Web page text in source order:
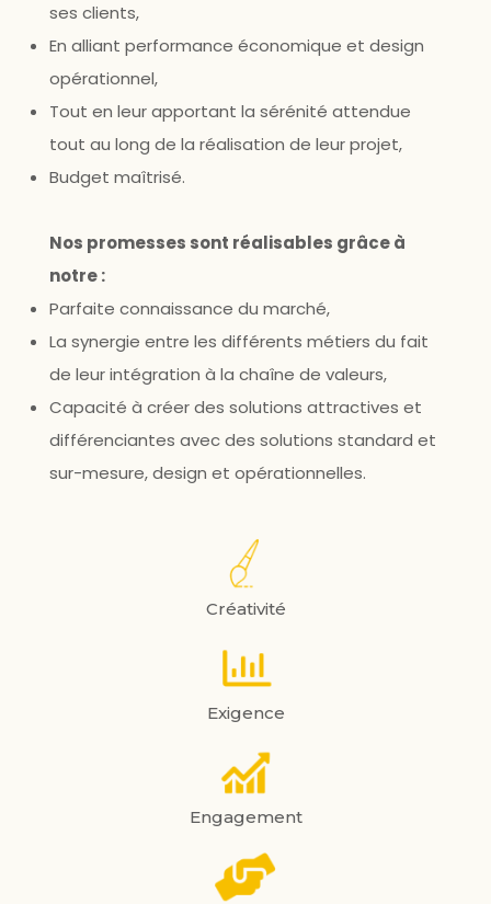
ses clients,
En alliant performance économique et design
opérationnel,
Tout en leur apportant la sérénité attendue
tout au long de la réalisation de leur projet,
Budget maîtrisé.
Nos promesses sont réalisables grâce à
notre :
Parfaite connaissance du marché,
La synergie entre les différents métiers du fait
de leur intégration à la chaîne de valeurs,
Capacité à créer des solutions attractives et
différenciantes avec des solutions standard et
sur-mesure, design et opérationnelles.
Créativité
Exigence
Engagement